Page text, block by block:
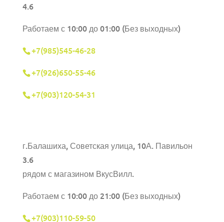
4.6
Работаем с 10:00 до 01:00 (Без выходных)
+7(985)545-46-28
+7(926)650-55-46
+7(903)120-54-31
г.Балашиха, Советская улица, 10А. Павильон
3.6
рядом с магазином ВкусВилл.
Работаем с 10:00 до 21:00 (Без выходных)
+7(903)110-59-50